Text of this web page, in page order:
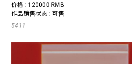
价格 : 120000 RMB
作品销售状态 : 可售
5411